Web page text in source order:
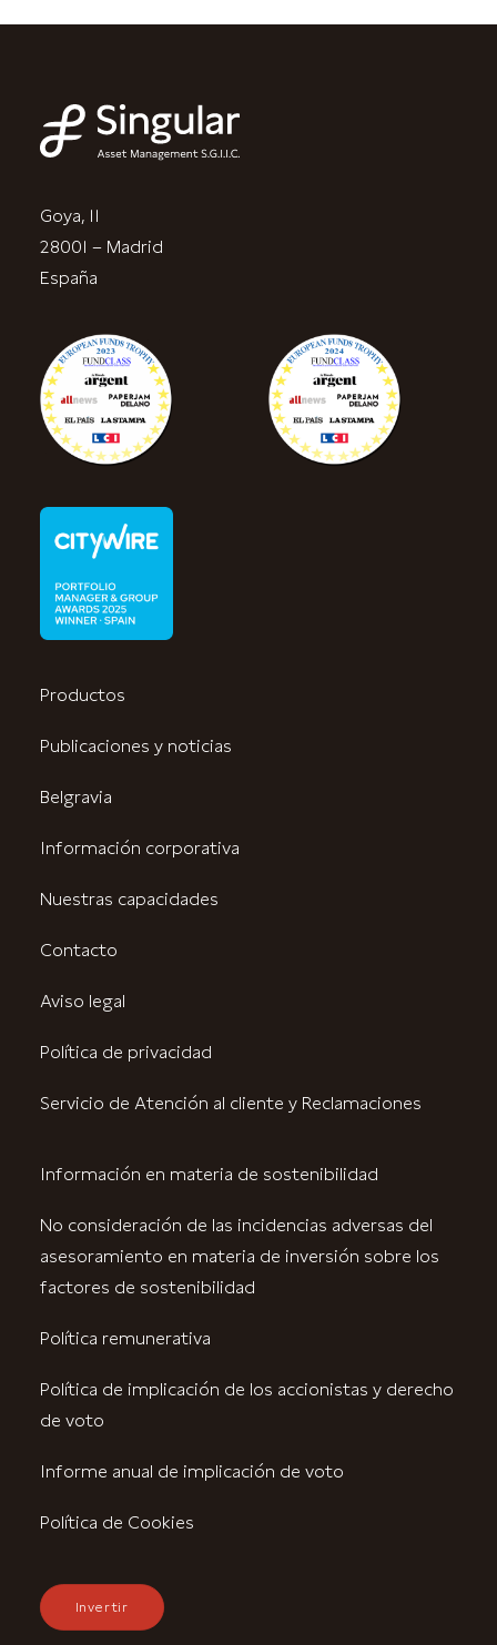
Goya, 11
28001 – Madrid
España
Productos
Publicaciones y noticias
Belgravia
Información corporativa
Nuestras capacidades
Contacto
Aviso legal
Política de privacidad
Servicio de Atención al cliente y Reclamaciones
Información en materia de sostenibilidad
No consideración de las incidencias adversas del
asesoramiento en materia de inversión sobre los
factores de sostenibilidad
Política remunerativa
Política de implicación de los accionistas y derecho
de voto
Informe anual de implicación de voto
Política de Cookies
Invertir